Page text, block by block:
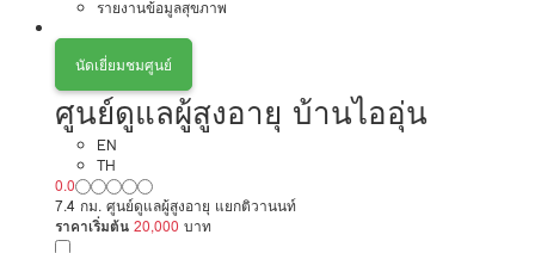
รายงานข้อมูลสุขภาพ
นัดเยี่ยมชมศูนย์
ศูนย์ดูแลผู้สูงอายุ บ้านไออุ่น
EN
TH
0.0
7.4 กม. ศูนย์ดูแลผู้สูงอายุ แยกติวานนท์
ราคาเริ่มต้น 20,000 บาท